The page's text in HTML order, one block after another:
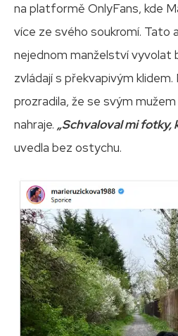
na platformě OnlyFans, kde
více ze svého soukromí. Tato
nejednom manželství vyvolat
zvládají s překvapivým klidem.
prozradila, že se svým
nahraje. „Schvaloval mi fotky,
uvedla bez ostychu.